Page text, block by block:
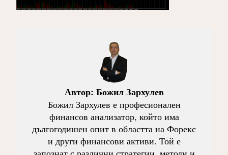
Автор: Божил Зархулев
Божил Зархулев е професионален
финансов анализатор, който има
дългогодишен опит в областта на Форекс
и други финансови активи. Той е